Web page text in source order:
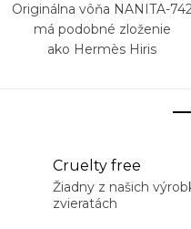
Originálna vôňa NANITA-
má podobné zloženie
ako Hermès Hiris
Cruelty free
Žiadny z našich
zvieratách